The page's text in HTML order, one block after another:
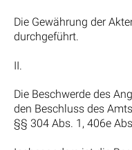
Die Gewährung der
durchgeführt.
II.
Die Beschwerde des
den Beschluss des
§§ 304 Abs. 1, 406e